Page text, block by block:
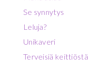
Se synnytys
Leluja?
Unikaveri
Terveisiä keittiöstä